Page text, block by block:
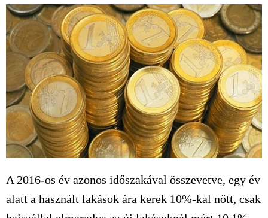
A 2016-os év azonos időszakával összevetve, egy év
alatt a használt lakások ára kerek 10%-kal nőtt, csak